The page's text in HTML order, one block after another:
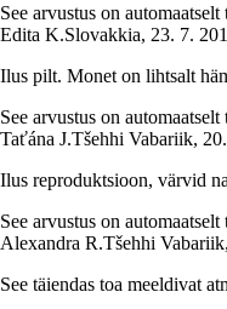
See arvustus on
Edita K.Slovakkia, 23. 7.
Ilus pilt. Monet on lihtsalt
See arvustus on
Taťána J.Tšehhi Vabariik,
Ilus reproduktsioon, värvid
See arvustus on
Alexandra R.Tšehhi Vabariik,
See täiendas toa meeldivat